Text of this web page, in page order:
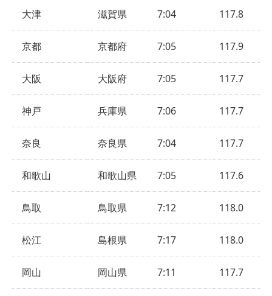
大津 滋賀県 7:04 117.8
京都 京都府 7:05 117.9
大阪 大阪府 7:05 117.7
神戸 兵庫県 7:06 117.7
奈良 奈良県 7:04 117.7
和歌山 和歌山県 7:05 117.6
鳥取 鳥取県 7:12 118.0
松江 島根県 7:17 118.0
岡山 岡山県 7:11 117.7